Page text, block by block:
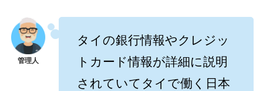
タイの銀行情報やクレジッ
トカード情報が詳細に説明
されていて タイで働く日本